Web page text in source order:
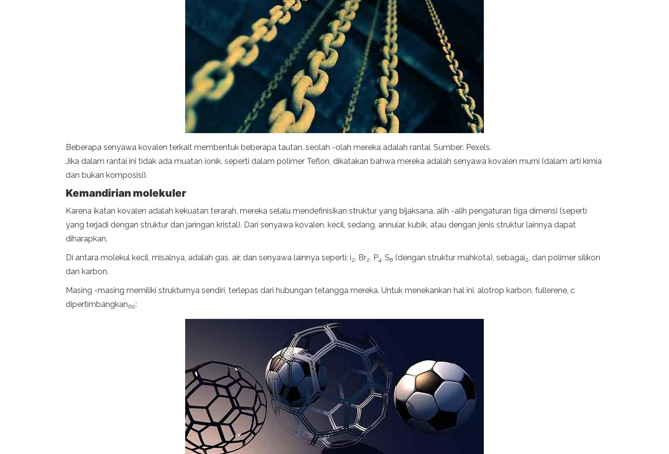
Beberapa senyawa kovalen terkait membentuk beberapa tautan, seolah -olah mereka adalah rantai. Sumber: Pexels.
Jika dalam rantai ini tidak ada muatan ionik, seperti dalam polimer Teflon, dikatakan bahwa mereka adalah senyawa kovalen murni (dalam arti kimia
dan bukan komposisi).
Kemandirian molekuler
Karena ikatan kovalen adalah kekuatan terarah, mereka selalu mendefinisikan struktur yang bijaksana, alih -alih pengaturan tiga dimensi (seperti
yang terjadi dengan struktur dan jaringan kristal). Dari senyawa kovalen, kecil, sedang, annular, kubik, atau dengan jenis struktur lainnya dapat
diharapkan.
Di antara molekul kecil, misalnya, adalah gas, air, dan senyawa lainnya seperti: i2, Br2, P4, S8 (dengan struktur mahkota), sebagai2, dan polimer silikon
dan karbon.
Masing -masing memiliki strukturnya sendiri, terlepas dari hubungan tetangga mereka. Untuk menekankan hal ini, alotrop karbon, fullerene, c
dipertimbangkan60: